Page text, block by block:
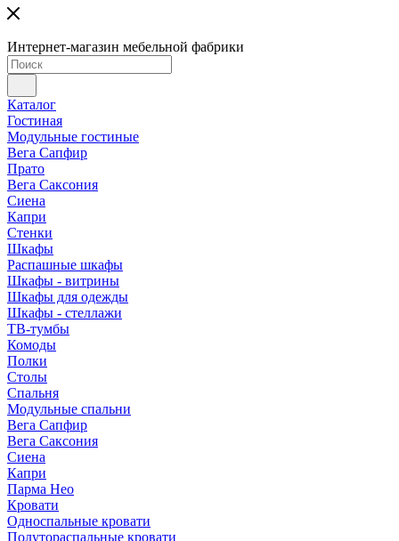
Интернет-магазин мебельной фабрики
Каталог
Гостиная
Модульные гостиные
Вега Сапфир
Прато
Вега Саксония
Сиена
Капри
Стенки
Шкафы
Распашные шкафы
Шкафы - витрины
Шкафы для одежды
Шкафы - стеллажи
ТВ-тумбы
Комоды
Полки
Столы
Спальня
Модульные спальни
Вега Сапфир
Вега Саксония
Сиена
Капри
Парма Нео
Кровати
Односпальные кровати
Полутораспальные кровати